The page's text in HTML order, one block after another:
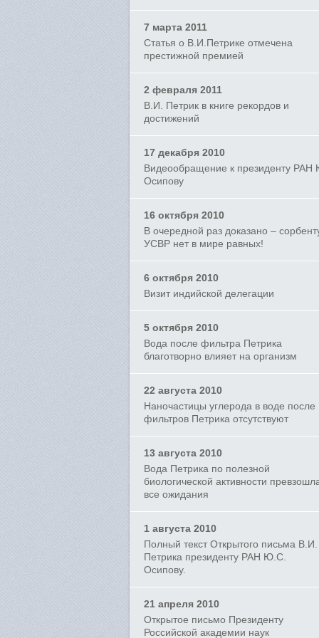
7 марта 2011
Статья о В.И.Петрике отмечена
престижной премией
2 февраля 2011
В.И. Петрик в книге рекордов и
достижений
17 декабря 2010
Видеообращение к президенту РАН
Осипову
16 октября 2010
В очередной раз доказано –
УСВР нет в мире равных!
6 октября 2010
Визит индийской делегации
5 октября 2010
Вода после фильтра Петрика
благотворно влияет на организм
22 августа 2010
Наночастицы углерода в воде после
фильтров Петрика отсутствуют
13 августа 2010
Вода Петрика по полезной
биологической активности
все ожидания
1 августа 2010
Полный текст Открытого письма В.И.
Петрика президенту РАН Ю.С.
Осипову.
21 апреля 2010
Открытое письмо Президенту
Российской академии наук